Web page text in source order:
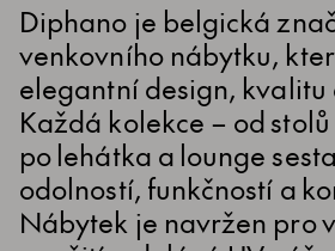
Diphano je belgická
venkovního nábytku,
elegantní design, kvalitu
Každá kolekce – od
po lehátka a lounge
odolností, funkčností a
Nábytek je navržen pro